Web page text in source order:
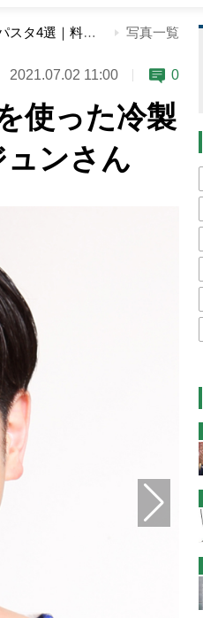
大葉のジェノベーゼ風ソースを使った冷製パスタ4選｜料理研究家エダジュンさん 写真一覧
2021.07.02 11:00 0
使った冷製
ンさん